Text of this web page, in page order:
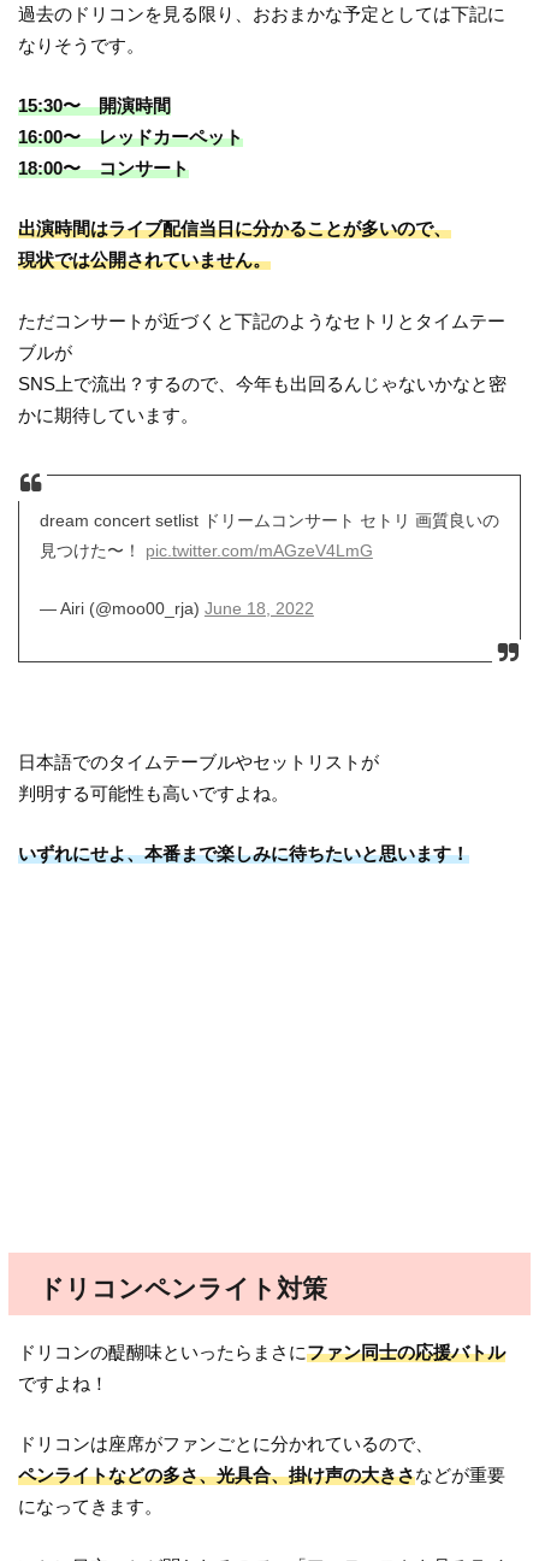
過去のドリコンを見る限り、おおまかな予定としては下記に
なりそうです。
15:30〜 開演時間
16:00〜 レッドカーペット
18:00〜 コンサート
出演時間はライブ配信当日に分かることが多いので、
現状では公開されていません。
ただコンサートが近づくと下記のようなセトリとタイムテー
ブルが
SNS上で流出？するので、今年も出回るんじゃないかなと密
かに期待しています。
dream concert setlist ドリームコンサート セトリ 画質良いの
見つけた〜！ pic.twitter.com/mAGzeV4LmG
— Airi (@moo00_rja) June 18, 2022
日本語でのタイムテーブルやセットリストが
判明する可能性も高いですよね。
いずれにせよ、本番まで楽しみに待ちたいと思います！
ドリコンペンライト対策
ドリコンの醍醐味といったらまさにファン同士の応援バトル
ですよね！
ドリコンは座席がファンごとに分かれているので、
ペンライトなどの多さ、光具合、掛け声の大きさなどが重要
になってきます。